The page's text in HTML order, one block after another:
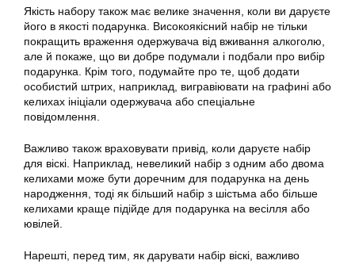
Якість набору також має велике значення, коли ви даруєте
його в якості подарунка. Високоякісний набір не тільки
покращить враження одержувача від вживання алкоголю,
але й покаже, що ви добре подумали і подбали про вибір
подарунка. Крім того, подумайте про те, щоб додати
особистий штрих, наприклад, вигравіювати на графині або
келихах ініціали одержувача або спеціальне
повідомлення.
Важливо також враховувати привід, коли даруєте набір
для віскі. Наприклад, невеликий набір з одним або двома
келихами може бути доречним для подарунка на день
народження, тоді як більший набір з шістьма або більше
келихами краще підійде для подарунка на весілля або
ювілей.
Нарешті, перед тим, як дарувати набір віскі, важливо